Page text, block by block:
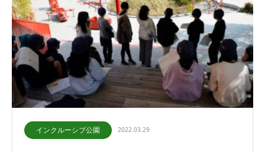
インクルーシブ公園 2022.03.29